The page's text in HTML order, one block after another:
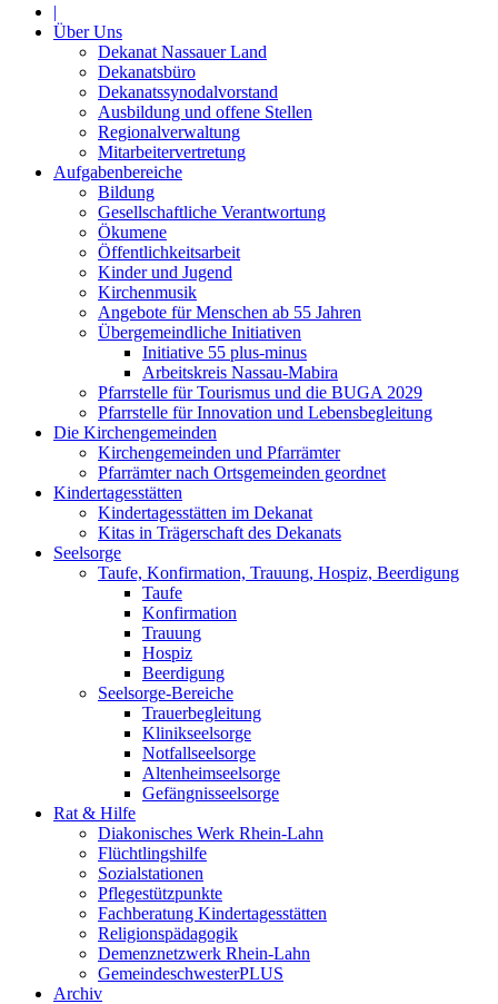
|
Über Uns
Dekanat Nassauer Land
Dekanatsbüro
Dekanatssynodalvorstand
Ausbildung und offene Stellen
Regionalverwaltung
Mitarbeitervertretung
Aufgabenbereiche
Bildung
Gesellschaftliche Verantwortung
Ökumene
Öffentlichkeitsarbeit
Kinder und Jugend
Kirchenmusik
Angebote für Menschen ab 55 Jahren
Übergemeindliche Initiativen
Initiative 55 plus-minus
Arbeitskreis Nassau-Mabira
Pfarrstelle für Tourismus und die BUGA 2029
Pfarrstelle für Innovation und Lebensbegleitung
Die Kirchengemeinden
Kirchengemeinden und Pfarrämter
Pfarrämter nach Ortsgemeinden geordnet
Kindertagesstätten
Kindertagesstätten im Dekanat
Kitas in Trägerschaft des Dekanats
Seelsorge
Taufe, Konfirmation, Trauung, Hospiz, Beerdigung
Taufe
Konfirmation
Trauung
Hospiz
Beerdigung
Seelsorge-Bereiche
Trauerbegleitung
Klinikseelsorge
Notfallseelsorge
Altenheimseelsorge
Gefängnisseelsorge
Rat & Hilfe
Diakonisches Werk Rhein-Lahn
Flüchtlingshilfe
Sozialstationen
Pflegestützpunkte
Fachberatung Kindertagesstätten
Religionspädagogik
Demenznetzwerk Rhein-Lahn
GemeindeschwesterPLUS
Archiv